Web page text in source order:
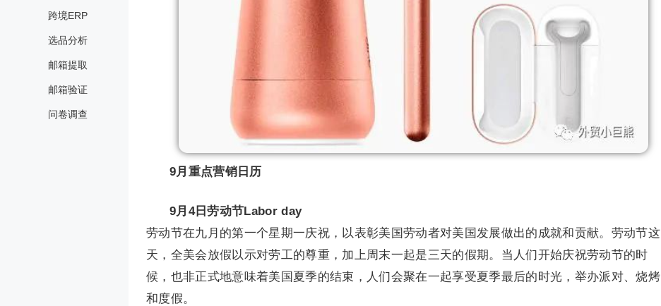
跨境ERP
选品分析
邮箱提取
邮箱验证
问卷调查
9月重点营销日历
9月4日劳动节Labor day
劳动节在九月的第一个星期一庆祝，以表彰美国劳动者对美国发展做出的成就和贡献。劳动节这
天，全美会放假以示对劳工的尊重，加上周末一起是三天的假期。当人们开始庆祝劳动节的时
候，也非正式地意味着美国夏季的结束，人们会聚在一起享受夏季最后的时光，举办派对、烧烤
和度假。